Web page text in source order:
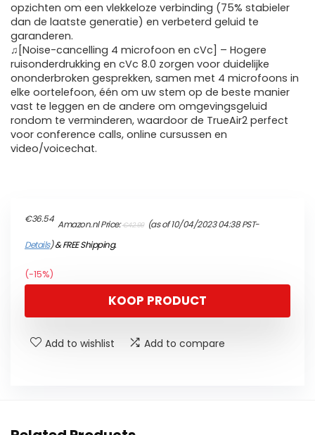
opzichten om een vlekkeloze verbinding (75% stabieler
dan de laatste generatie) en verbeterd geluid te
garanderen.
♫[Noise-cancelling 4 microfoon en cVc] – Hogere
ruisonderdrukking en cVc 8.0 zorgen voor duidelijke
ononderbroken gesprekken, samen met 4 microfoons in
elke oortelefoon, één om uw stem op de beste manier
vast te leggen en de andere om omgevingsgeluid
rondom te verminderen, waardoor de TrueAir2 perfect
voor conference calls, online cursussen en
video/voicechat.
Amazon.nl Price:€42.99
Original
price
€36.54
Current
price
(as of 10/04/2023 04:38 PST-
Details)&FREE Shipping.
(-15%)
KOOP PRODUCT
Add to wishlist Add to compare